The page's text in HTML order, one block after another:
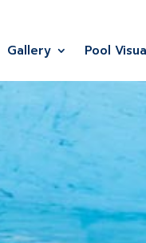
Gallery Pool